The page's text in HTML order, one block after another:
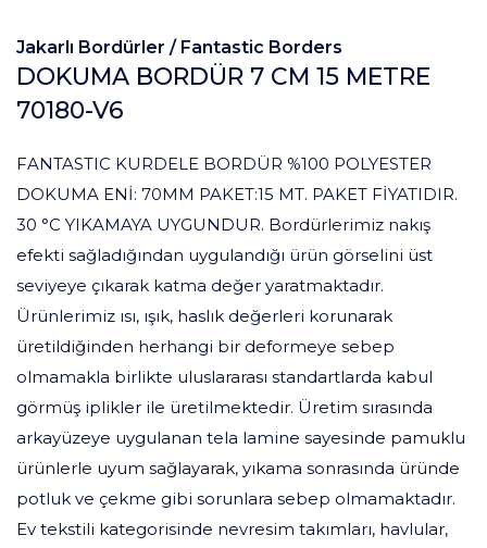
Jakarlı Bordürler / Fantastic Borders
DOKUMA BORDÜR 7 CM 15 METRE
70180-V6
FANTASTIC KURDELE BORDÜR %100 POLYESTER
DOKUMA ENİ: 70MM PAKET:15 MT. PAKET FİYATIDIR.
30 °C YIKAMAYA UYGUNDUR. Bordürlerimiz nakış
efekti sağladığından uygulandığı ürün görselini üst
seviyeye çıkarak katma değer yaratmaktadır.
Ürünlerimiz ısı, ışık, haslık değerleri korunarak
üretildiğinden herhangi bir deformeye sebep
olmamakla birlikte uluslararası standartlarda kabul
görmüş iplikler ile üretilmektedir. Üretim sırasında
arkayüzeye uygulanan tela lamine sayesinde pamuklu
ürünlerle uyum sağlayarak, yıkama sonrasında üründe
potluk ve çekme gibi sorunlara sebep olmamaktadır.
Ev tekstili kategorisinde nevresim takımları, havlular,